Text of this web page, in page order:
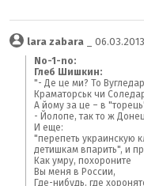
lara zabara _
No-1-no:
Глеб Шишкин:
"- Де це ми? То
Краматорськ чи
А йому за це – в
- Йолопе, так то ж
И еще:
"перепеть украинскую
детишкам впарить", и
Как умру, похороните
Вы меня в России,
Где-нибудь, где